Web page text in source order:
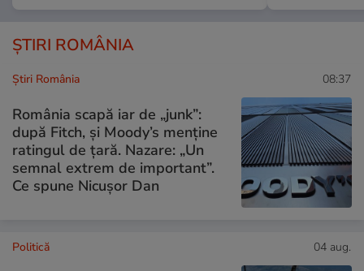
ȘTIRI ROMÂNIA
Știri România 08:37
România scapă iar de „junk”:
după Fitch, și Moody’s menține
ratingul de țară. Nazare: „Un
semnal extrem de important”.
Ce spune Nicușor Dan
Politică 04 aug.